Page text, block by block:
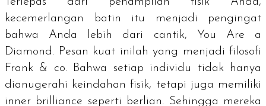
kecemerlangan batin itu menjadi pengingat
bahwa Anda lebih dari cantik, You Are a
Diamond . Pesan kuat inilah yang menjadi filosofi
Frank & co. Bahwa setiap individu tidak hanya
dianugerahi keindahan fisik, tetapi juga memiliki
inner brilliance seperti berlian. Sehingga mereka